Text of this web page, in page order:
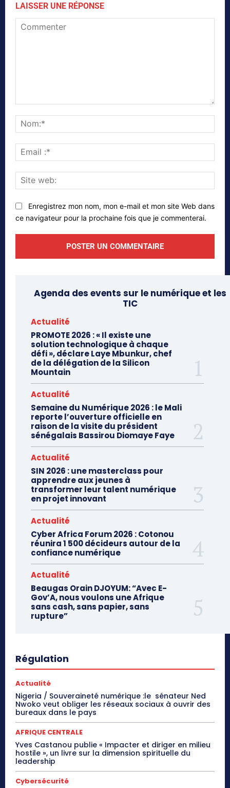
LAISSER UNE RÉPONSE
:*
web:
Enregistrez mon nom, mon e-mail et mon site Web dans
ce navigateur pour la prochaine fois que je commenterai.
Agenda des events sur le numérique et les
TIC
Actualité
PROMOTE 2026 : « Il existe une
solution technologique à chaque
défi », déclare Laye Mbunkur, chef
de la délégation de la Silicon
Mountain
Actualité
Semaine du Numérique 2026 : le Mali
reporte l’ouverture officielle en
raison de la visite du président
sénégalais Bassirou Diomaye Faye
Actualité
SIN 2026 : une masterclass pour
apprendre aux jeunes à
transformer leur talent numérique
en projet innovant
Actualité
Cyber Africa Forum 2026 : Cotonou
réunira 1 500 décideurs autour de la
confiance numérique
Actualité
Beaugas Orain DJOYUM: “Avec E-
Gov’A, nous voulons une Afrique
sans cash, sans papier, sans
rupture”
Régulation
Actualité
Nigeria / Souveraineté numérique :le sénateur Ned
Nwoko veut obliger les réseaux sociaux à ouvrir des
bureaux dans le pays
AFRIQUE CENTRALE
Yves Castanou publie « Impacter et diriger en milieu
hostile », un livre sur la dimension spirituelle du
leadership
Cybersécurité